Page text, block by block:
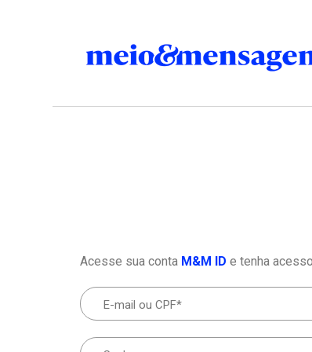
Acesse sua conta M&M ID e tenha